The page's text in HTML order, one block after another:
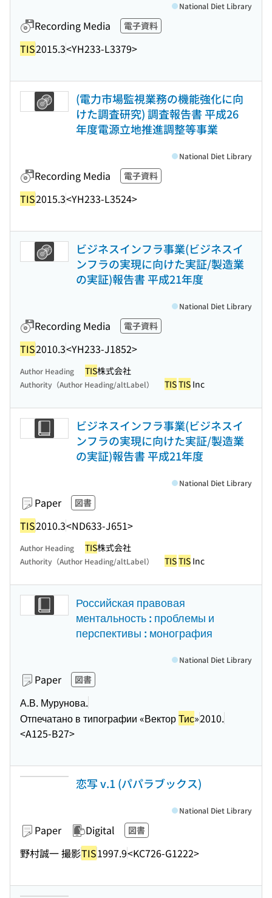
Recording Media 電子資料
TIS2015.3<YH233-L3379>
National Diet Library
(電力市場監視業務の機能強化に向
けた調査研究) 調査報告書 平成26
年度電源立地推進調整等事業
Recording Media 電子資料
TIS2015.3<YH233-L3524>
National Diet Library
ビジネスインフラ事業(ビジネスイ
ンフラの実現に向けた実証/製造業
の実証)報告書 平成21年度
Recording Media 電子資料
TIS2010.3<YH233-J1852>
National Diet Library
Author Heading TIS株式会社
Authority（Author Heading/altLabel） TISTIS Inc
ビジネスインフラ事業(ビジネスイ
ンフラの実現に向けた実証/製造業
の実証)報告書 平成21年度
Paper 図書
TIS2010.3<ND633-J651>
National Diet Library
Author Heading TIS株式会社
Authority（Author Heading/altLabel） TISTIS Inc
Российская правовая
ментальность : проблемы и
перспективы : монография
Paper 図書
А.В. Мурунова.
Отпечатано в типографии «ВекторТис»2010.
<A125-B27>
National Diet Library
恋写 v.1 (パパラブックス)
Paper Digital 図書
野村誠一 撮影TIS1997.9<KC726-G1222>
National Diet Library